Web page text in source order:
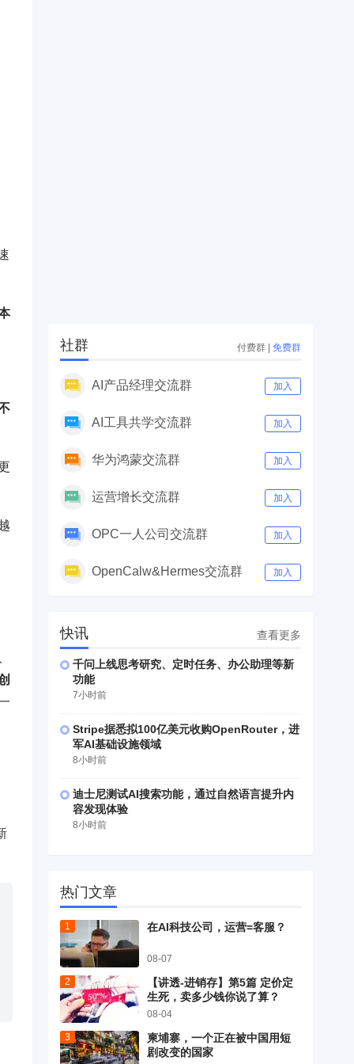
社群 付费群 | 免费群
AI产品经理交流群 加入
AI工具共学交流群 加入
华为鸿蒙交流群 加入
运营增长交流群 加入
OPC一人公司交流群 加入
OpenCalw&Hermes交流群 加入
快讯 查看更多
千问上线思考研究、定时任务、办公助理等新
功能
7小时前
Stripe据悉拟100亿美元收购OpenRouter，进
军AI基础设施领域
8小时前
迪士尼测试AI搜索功能，通过自然语言提升内
容发现体验
8小时前
热门文章
在AI科技公司，运营=客服？
08-07
【讲透-进销存】第5篇 定价定
生死，卖多少钱你说了算？
08-04
柬埔寨，一个正在被中国用短
剧改变的国家